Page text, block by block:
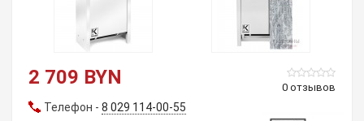
0 отзывов
2 709 BYN
Телефон - 8 029 114-00-55